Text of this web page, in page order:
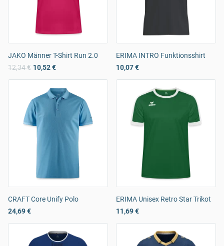
JAKO Männer T-Shirt Run 2.0
12,34 € 10,52 €
ERIMA INTRO Funktionsshirt
10,07 €
CRAFT Core Unify Polo
24,69 €
ERIMA Unisex Retro Star Trikot
11,69 €